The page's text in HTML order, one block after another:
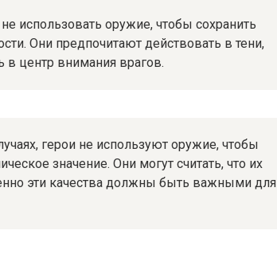
использовать оружие, чтобы сохранить
Они предпочитают действовать в тени,
в центр внимания врагов.
герои не используют оружие, чтобы
значение. Они могут считать, что их
эти качества должны быть важными для